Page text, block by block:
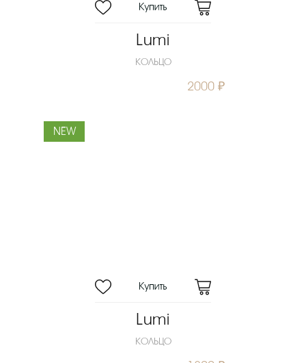
Lumi
КОЛЬЦО
2000 ₽
NEW
Lumi
КОЛЬЦО